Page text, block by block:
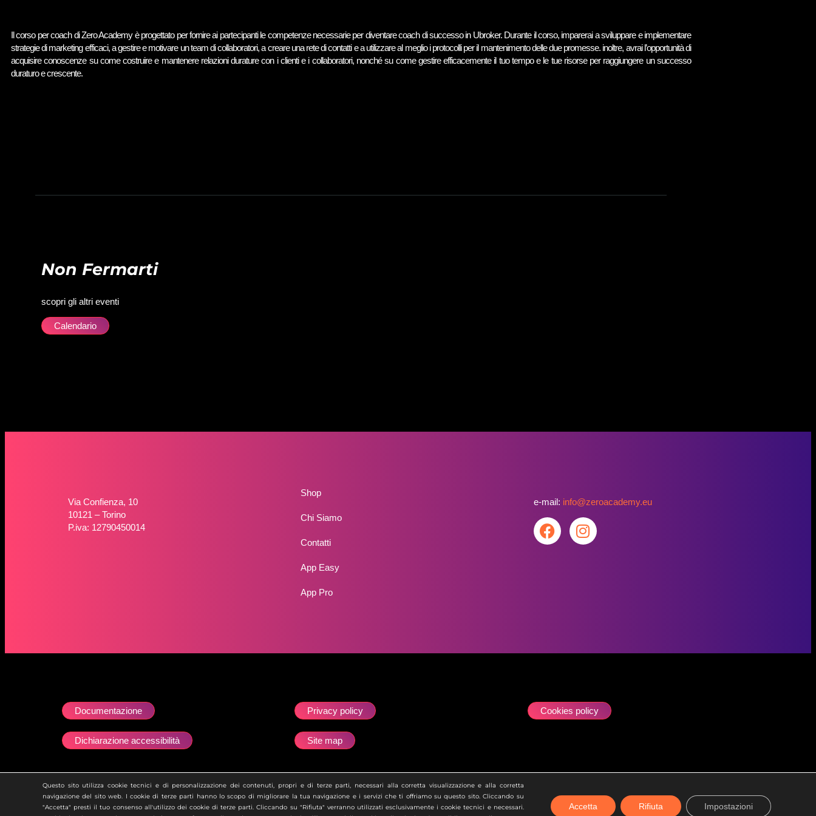
Il corso per coach di Zero Academy è progettato per fornire ai partecipanti le competenze necessarie per diventare coach di successo in Ubroker. Durante il corso, imparerai a sviluppare e implementare
strategie di marketing efficaci, a gestire e motivare un team di collaboratori, a creare una rete di contatti e a utilizzare al meglio i protocolli per il mantenimento delle due promesse. inoltre, avrai l’opportunità di
acquisire conoscenze su come costruire e mantenere relazioni durature con i clienti e i collaboratori, nonché su come gestire efficacemente il tuo tempo e le tue risorse per raggiungere un successo
duraturo e crescente.
Non Fermarti
scopri gli altri eventi
Calendario
Via Confienza, 10
10121 – Torino
P.iva: 12790450014
Shop
Chi Siamo
Contatti
App Easy
App Pro
e-mail: info@zeroacademy.eu
Documentazione Privacy policy Cookies policy
Dichiarazione accessibilità Site map
Questo sito utilizza cookie tecnici e di personalizzazione dei contenuti, propri e di terze parti, necessari alla corretta visualizzazione e alla corretta
navigazione del sito web. I cookie di terze parti hanno lo scopo di migliorare la tua navigazione e i servizi che ti offriamo su questo sito. Cliccando su
"Accetta" presti il tuo consenso all'utilizzo dei cookie di terze parti. Cliccando su "Rifiuta" verranno utilizzati esclusivamente i cookie tecnici e necessari.
Accetta Rifiuta Impostazioni